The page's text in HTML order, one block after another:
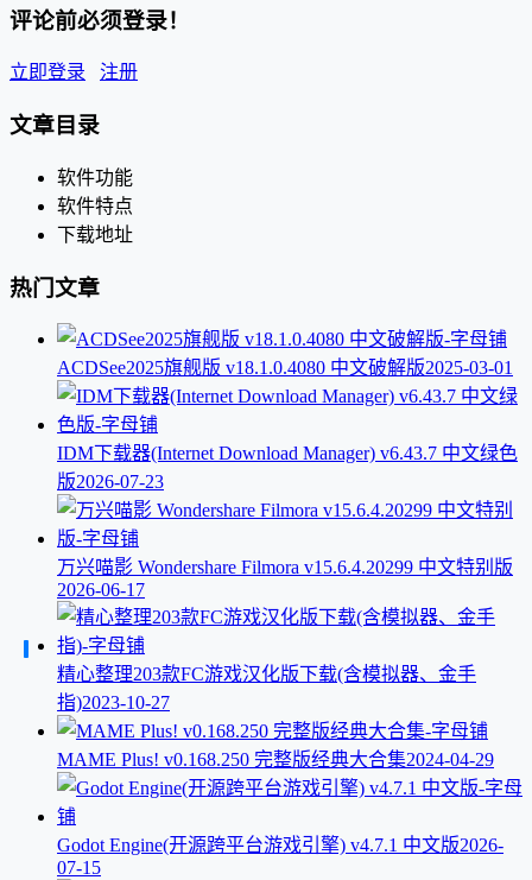
评论前必须登录！
立即登录 注册
文章目录
软件功能
软件特点
下载地址
热门文章
ACDSee2025旗舰版 v18.1.0.4080 中文破解版2025-03-01
IDM下载器(Internet Download Manager) v6.43.7 中文绿色
版2026-07-23
万兴喵影 Wondershare Filmora v15.6.4.20299 中文特别版
2026-06-17
精心整理203款FC游戏汉化版下载(含模拟器、金手
指)2023-10-27
MAME Plus! v0.168.250 完整版经典大合集2024-04-29
Godot Engine(开源跨平台游戏引擎) v4.7.1 中文版2026-
07-15